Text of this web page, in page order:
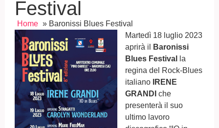
Festival
Home » Baronissi Blues Festival
Martedì 18 luglio 2023
aprirà il
Baronissi
Blues Festival
la
regina del Rock-Blues
italiano
IRENE
GRANDI che
presenterà il suo
ultimo lavoro